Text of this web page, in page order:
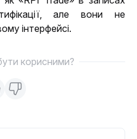
але вони не
інтерфейсі.
корисними?